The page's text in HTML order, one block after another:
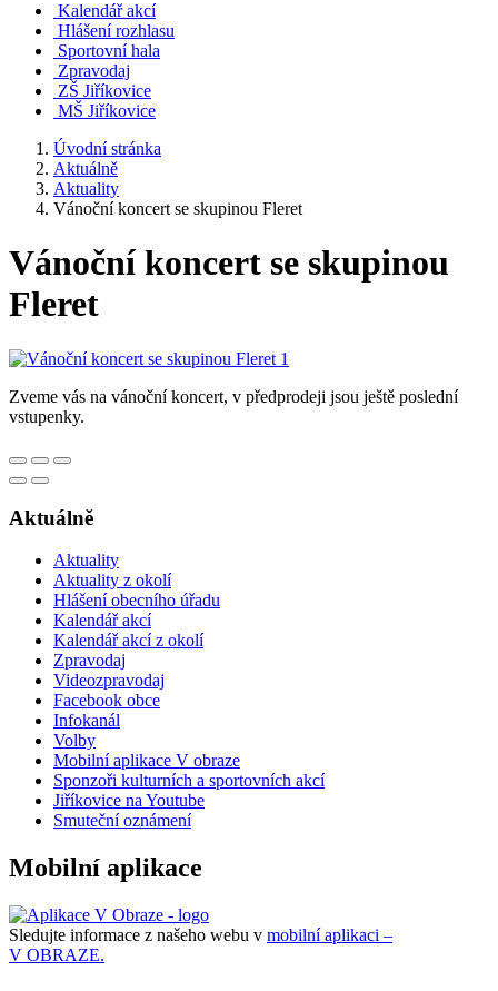
Kalendář akcí
Hlášení rozhlasu
Sportovní hala
Zpravodaj
ZŠ Jiříkovice
MŠ Jiříkovice
Úvodní stránka
Aktuálně
Aktuality
Vánoční koncert se skupinou Fleret
Vánoční koncert se skupinou
Fleret
Zveme vás na vánoční koncert, v předprodeji jsou ještě poslední
vstupenky.
Aktuálně
Aktuality
Aktuality z okolí
Hlášení obecního úřadu
Kalendář akcí
Kalendář akcí z okolí
Zpravodaj
Videozpravodaj
Facebook obce
Infokanál
Volby
Mobilní aplikace V obraze
Sponzoři kulturních a sportovních akcí
Jiříkovice na Youtube
Smuteční oznámení
Mobilní aplikace
Sledujte informace z našeho webu v mobilní aplikaci –
V OBRAZE.